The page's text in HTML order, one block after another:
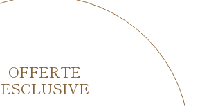
OFFERTE
ESCLUSIVE